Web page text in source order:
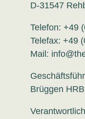
D-31547
Telefon: +49
Telefax: +49
Mail:
Brüggen